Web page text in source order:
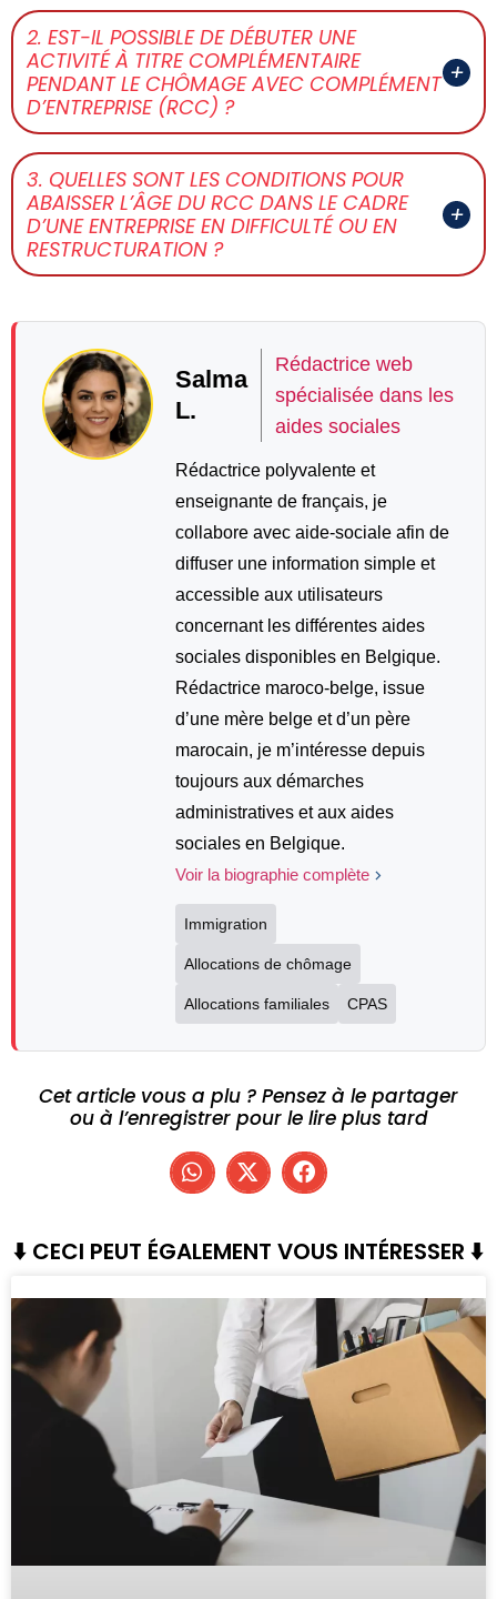
2. EST-IL POSSIBLE DE DÉBUTER UNE
ACTIVITÉ À TITRE COMPLÉMENTAIRE
PENDANT LE CHÔMAGE AVEC COMPLÉMENT
D’ENTREPRISE (RCC) ?
3. QUELLES SONT LES CONDITIONS POUR
ABAISSER L’ÂGE DU RCC DANS LE CADRE
D’UNE ENTREPRISE EN DIFFICULTÉ OU EN
RESTRUCTURATION ?
Salma
L.
Rédactrice web
spécialisée dans les
aides sociales
Rédactrice polyvalente et
enseignante de français, je
collabore avec aide-sociale afin de
diffuser une information simple et
accessible aux utilisateurs
concernant les différentes aides
sociales disponibles en Belgique.
Rédactrice maroco-belge, issue
d’une mère belge et d’un père
marocain, je m’intéresse depuis
toujours aux démarches
administratives et aux aides
sociales en Belgique.
Voir la biographie complète
Immigration
Allocations de chômage
Allocations familiales CPAS
Cet article vous a plu ? Pensez à le partager
ou à l’enregistrer pour le lire plus tard
⬇️ CECI PEUT ÉGALEMENT VOUS INTÉRESSER ⬇️